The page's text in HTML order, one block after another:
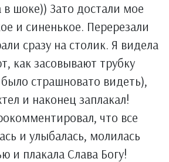
шоке)) Зато достали мое
и синенькое. Перерезали
сразу на столик. Я видела
как засовывают трубку
страшновато видеть),
и наконец заплакал!
что все
и улыбалась, молилась
и плакала Слава Богу!